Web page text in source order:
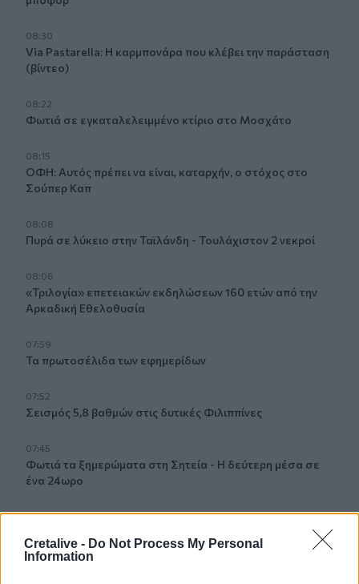
Cretalive - Do Not Process My Personal
Information
08:30
Via Pastarella: Η καρμπονάρα που κλέβει την παράσταση
(βίντεο)
08:22
Φωτιά σε εγκαταλελειμμένο κτίριο στο Μοσχάτο
08:15
ΟΦΗ: Αυτός πρέπει να είναι, καταρχήν, ο στόχος στο
Σούπερ Καπ
08:08
Πυρά σε λύκειο στην Ταϊλάνδη - Τουλάχιστον 2 νεκροί
08:06
«Τριλογία» επετειακών εκδηλώσεων 160 ετών από την
Αρκαδική Εθελοθυσία
07:59
Τα πρωτοσέλιδα των εφημερίδων
07:52
Σεισμός 5,8 βαθμών στις δυτικές Φιλιππίνες
07:45
Φωτιά τα ξημερώματα στη Σητεία - Η δεύτερη μέσα σε
ένα 24ωρο
07:37
αμυντική συμφωνία